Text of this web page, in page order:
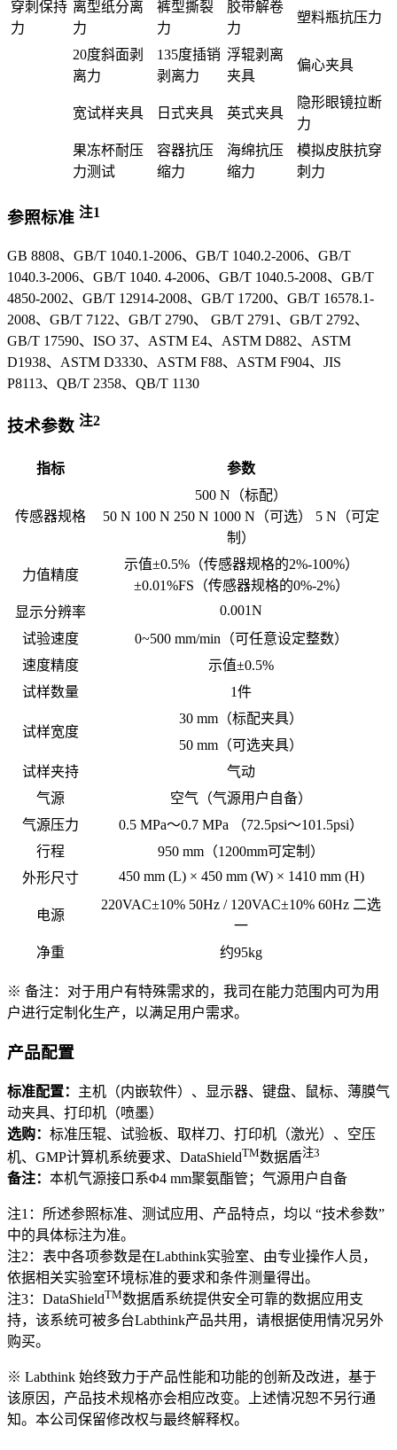
穿刺保持
力
离型纸分离
力
裤型撕裂
力
胶带解卷
力
塑料瓶抗压力
20度斜面剥
离力
135度插销
剥离力
浮辊剥离
夹具
偏心夹具
宽试样夹具 日式夹具 英式夹具
隐形眼镜拉断
力
果冻杯耐压
力测试
容器抗压
缩力
海绵抗压
缩力
模拟皮肤抗穿
刺力
参照标准 注1
GB 8808、GB/T 1040.1-2006、GB/T 1040.2-2006、GB/T
1040.3-2006、GB/T 1040. 4-2006、GB/T 1040.5-2008、GB/T
4850-2002、GB/T 12914-2008、GB/T 17200、GB/T 16578.1-
2008、GB/T 7122、GB/T 2790、 GB/T 2791、GB/T 2792、
GB/T 17590、ISO 37、ASTM E4、ASTM D882、ASTM
D1938、ASTM D3330、ASTM F88、ASTM F904、JIS
P8113、QB/T 2358、QB/T 1130
技术参数 注2
指标 参数
传感器规格
500 N（标配）
50 N 100 N 250 N 1000 N（可选） 5 N（可定
制）
力值精度
示值±0.5%（传感器规格的2%-100%）
±0.01%FS（传感器规格的0%-2%）
显示分辨率
0.001N
试验速度
0~500 mm/min（可任意设定整数）
速度精度
示值±0.5%
试样数量
1件
试样宽度
30 mm（标配夹具）
50 mm（可选夹具）
试样夹持
气动
气源
空气（气源用户自备）
气源压力
0.5 MPa～0.7 MPa （72.5psi～101.5psi）
行程
950 mm（1200mm可定制）
外形尺寸
450 mm (L) × 450 mm (W) × 1410 mm (H)
电源
220VAC±10% 50Hz / 120VAC±10% 60Hz 二选
一
净重
约95kg
※ 备注：对于用户有特殊需求的，我司在能力范围内可为用
户进行定制化生产，以满足用户需求。
产品配置
标准配置： 主机（内嵌软件）、显示器、键盘、鼠标、薄膜气
动夹具、打印机（喷墨）
选购： 标准压辊、试验板、取样刀、打印机（激光）、空压
机、GMP计算机系统要求、DataShieldTM数据盾注3
备注： 本机气源接口系Φ4 mm聚氨酯管；气源用户自备
注1：所述参照标准、测试应用、产品特点，均以 “技术参数”
中的具体标注为准。
注2：表中各项参数是在Labthink实验室、由专业操作人员，
依据相关实验室环境标准的要求和条件测量得出。
注3：DataShieldTM数据盾系统提供安全可靠的数据应用支
持，该系统可被多台Labthink产品共用，请根据使用情况另外
购买。
※ Labthink 始终致力于产品性能和功能的创新及改进，基于
该原因，产品技术规格亦会相应改变。上述情况恕不另行通
知。本公司保留修改权与最终解释权。